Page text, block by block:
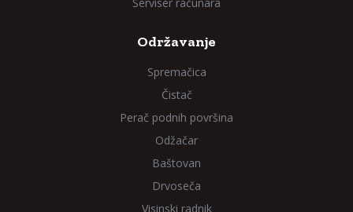
Održavanje
Spremačica
Čistač
Perač podnih površina
Odžačar
Baštovan
Drvoseča
Visinski radnik